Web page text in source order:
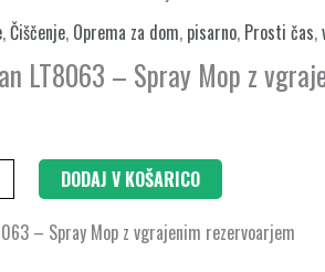
,Čiščenje, Oprema za dom, pisarno, Prosti čas,
LT8063 – Spray Mop z
DODAJ V KOŠARICO
– Spray Mop z vgrajenim rezervoarjem